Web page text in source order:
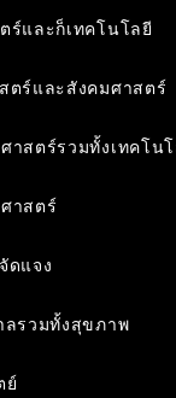
ร์และก็เทคโนโลยี
ตร์และสังคมศาสตร์
าสตร์รวมทั้งเทคโน
าสตร์
ดแจง
ลรวมทั้งสุขภาพ
ย์